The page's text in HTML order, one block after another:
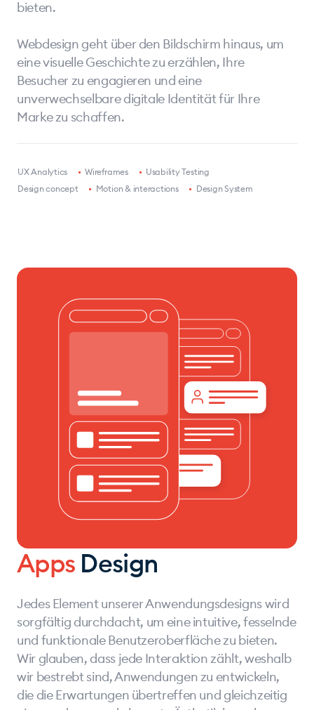
bieten.
Webdesign geht über den Bildschirm hinaus, um
eine visuelle Geschichte zu erzählen, Ihre
Besucher zu engagieren und eine
unverwechselbare digitale Identität für Ihre
Marke zu schaffen.
UX Analytics •Wireframes • Usability Testing
Design concept • Motion & interactions • Design System
Apps Design
Jedes Element unserer Anwendungsdesigns wird
sorgfältig durchdacht, um eine intuitive, fesselnde
und funktionale Benutzeroberfläche zu bieten.
Wir glauben, dass jede Interaktion zählt, weshalb
wir bestrebt sind, Anwendungen zu entwickeln,
die die Erwartungen übertreffen und gleichzeitig